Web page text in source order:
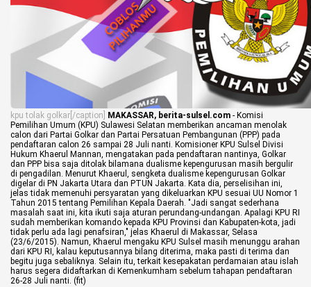
Opini
Video
More
©
kpu tolak golkar[/caption] MAKASSAR, berita-sulsel.com - Komisi
Pemilihan Umum (KPU) Sulawesi Selatan memberikan ancaman menolak
calon dari Partai Golkar dan Partai Persatuan Pembangunan (PPP) pada
pendaftaran calon 26 sampai 28 Juli nanti. Komisioner KPU Sulsel Divisi
Hukum Khaerul Mannan, mengatakan pada pendaftaran nantinya, Golkar
dan PPP bisa saja ditolak bilamana dualisme kepengurusan masih bergulir
di pengadilan. Menurut Khaerul, sengketa dualisme kepengurusan Golkar
digelar di PN Jakarta Utara dan PTUN Jakarta. Kata dia, perselisihan ini,
jelas tidak memenuhi persyaratan yang dikeluarkan KPU sesuai UU Nomor 1
Tahun 2015 tentang Pemilihan Kepala Daerah. "Jadi sangat sederhana
masalah saat ini, kita ikuti saja aturan perundang-undangan. Apalagi KPU RI
sudah memberikan komando kepada KPU Provinsi dan Kabupaten-kota, jadi
tidak perlu ada lagi penafsiran," jelas Khaerul di Makassar, Selasa
(23/6/2015). Namun, Khaerul mengaku KPU Sulsel masih menunggu arahan
dari KPU RI, kalau keputusannya bilang diterima, maka pasti di terima dan
begitu juga sebaliknya. Selain itu, terkait kesepakatan perdamaian atau islah
harus segera didaftarkan di Kemenkumham sebelum tahapan pendaftaran
26-28 Juli nanti. (fit)